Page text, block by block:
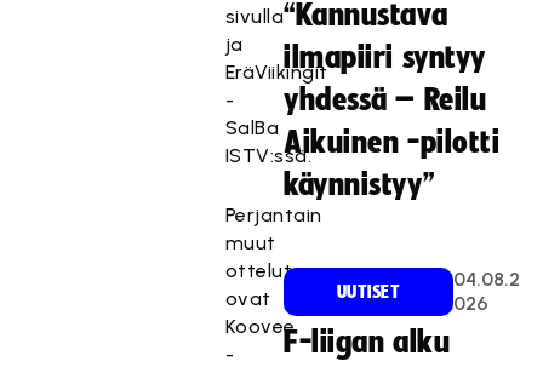
sivulla
ja
EräViikingit
-
SalBa
ISTV:ssä.
Perjantain
muut
ottelut
ovat
Koovee
-
“Kannustava
ilmapiiri syntyy
yhdessä – Reilu
Aikuinen -pilotti
käynnistyy”
UUTISET
04.08.2
026
F-liigan alku